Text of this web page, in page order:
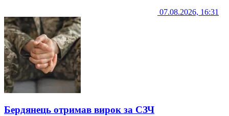
07.08.2026, 16:31
Бердянець отримав вирок за СЗЧ